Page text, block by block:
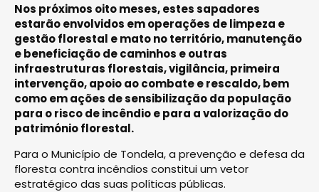
Nos próximos oito meses, estes sapadores
estarão envolvidos em operações de limpeza e
gestão florestal e mato no território, manutenção
e beneficiação de caminhos e outras
infraestruturas florestais, vigilância, primeira
intervenção, apoio ao combate e rescaldo, bem
como em ações de sensibilização da população
para o risco de incêndio e para a valorização do
património florestal.
Para o Município de Tondela, a prevenção e defesa da
floresta contra incêndios constitui um vetor
estratégico das suas políticas públicas.